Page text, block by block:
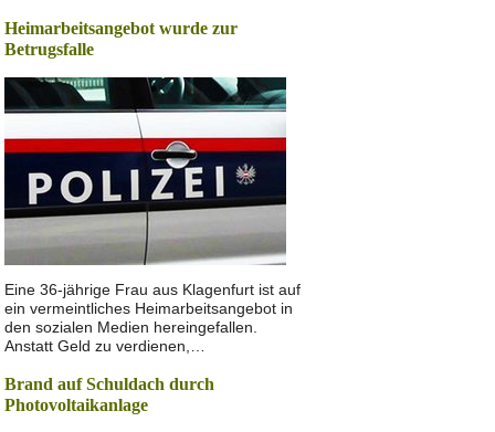
Heimarbeitsangebot wurde zur
Betrugsfalle
Eine 36-jährige Frau aus Klagenfurt ist auf
ein vermeintliches Heimarbeitsangebot in
den sozialen Medien hereingefallen.
Anstatt Geld zu verdienen,…
Brand auf Schuldach durch
Photovoltaikanlage